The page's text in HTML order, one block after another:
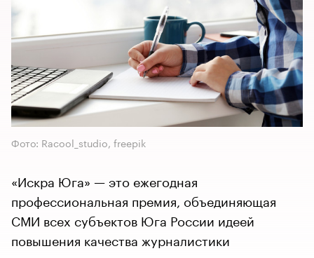
Фото: Racool_studio, freepik
«Искра Юга» — это ежегодная
профессиональная премия, объединяющая
СМИ всех субъектов Юга России идеей
повышения качества журналистики